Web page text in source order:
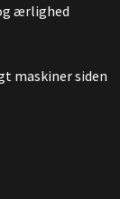
ærlighed
maskiner siden